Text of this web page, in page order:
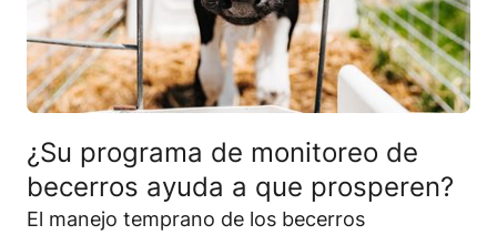
¿Su programa de monitoreo de
becerros ayuda a que prosperen?
El manejo temprano de los becerros